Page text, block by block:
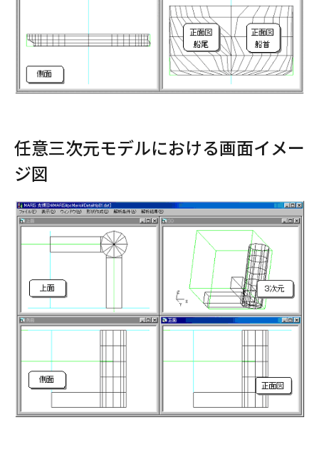
任意三次元モデルにおける画面イメー
ジ図